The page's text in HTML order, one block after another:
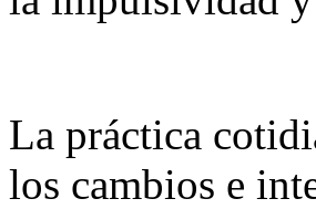
La práctica
los cambios e